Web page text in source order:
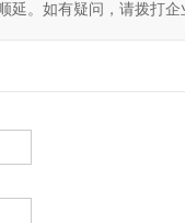
。如有疑问，请拨打企